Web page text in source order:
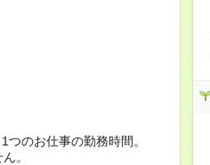
のお仕事の勤務時間。
。